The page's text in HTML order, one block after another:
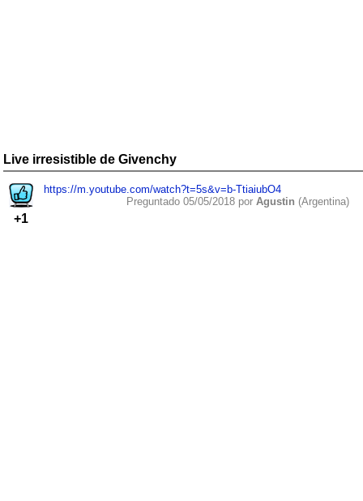
Live irresistible de Givenchy
+1
https://m.youtube.com/watch?t=5s&v=b-TtiaiubO4
Preguntado 05/05/2018 por Agustin (Argentina)